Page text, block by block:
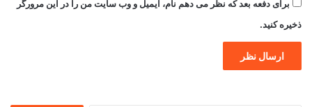
برای دفعه بعد که نظر می دهم نام، ایمیل و وب سایت من را در این مرورگر
ذخیره کنید.